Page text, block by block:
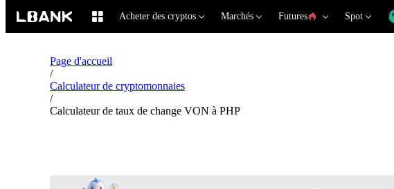
Acheter des cryptos Marchés Futures Spot
Page d'accueil
/
Calculateur de cryptomonnaies
/
Calculateur de taux de change VON à PHP